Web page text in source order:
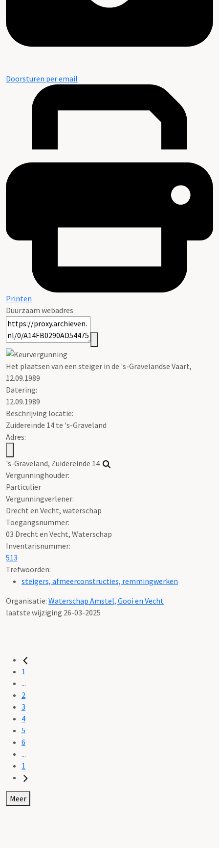
Doorsturen per email
Printen
Duurzaam webadres
Het plaatsen van een steiger in de 's-Gravelandse Vaart,
12.09.1989
Datering:
12.09.1989
Beschrijving locatie:
Zuidereinde 14 te 's-Graveland
Adres:
's-Graveland, Zuidereinde 14
Vergunninghouder:
Particulier
Vergunningverlener:
Drecht en Vecht, waterschap
Toegangsnummer:
03 Drecht en Vecht, Waterschap
Inventarisnummer:
513
Trefwoorden:
steigers, afmeerconstructies, remmingwerken
Organisatie: Waterschap Amstel, Gooi en Vecht
laatste wijziging 26-03-2025
1
...
2
3
4
5
6
...
1
Meer